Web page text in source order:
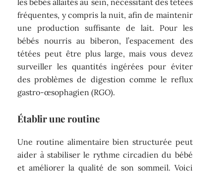
fréquentes, y compris la nuit, afin de maintenir
une production suffisante de lait. Pour les
bébés nourris au biberon, l’espacement des
tétées peut être plus large, mais vous devez
surveiller les quantités ingérées pour éviter
des problèmes de digestion comme le reflux
gastro-œsophagien (RGO).
Établir une routine
Une routine alimentaire bien structurée peut
aider à stabiliser le rythme circadien du bébé
et améliorer la qualité de son sommeil. Voici